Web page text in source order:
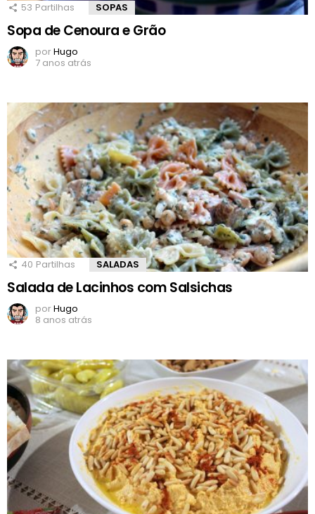
53 Partilhas SOPAS
Sopa de Cenoura e Grão
porHugo
7 anos atrás
40 Partilhas SALADAS
Salada de Lacinhos com Salsichas
porHugo
8 anos atrás